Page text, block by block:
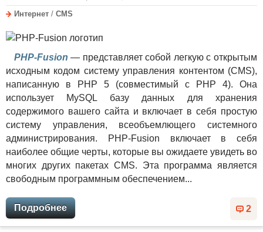
Интернет / CMS
PHP-Fusion — представляет собой легкую с открытым
исходным кодом систему управления контентом (CMS),
написанную в PHP 5 (совместимый с PHP 4). Она
использует MySQL базу данных для хранения
содержимого вашего сайта и включает в себя простую
систему управления, всеобъемлющего системного
администрирования. PHP-Fusion включает в себя
наиболее общие черты, которые вы ожидаете увидеть во
многих других пакетах CMS. Эта программа является
свободным программным обеспечением...
2
Подробнее